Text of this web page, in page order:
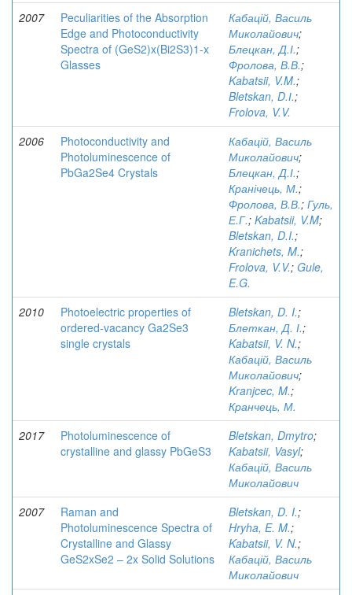
2007
Peculiarities of the Absorption
Edge and Photoconductivity
Spectra of (GeS2)x(Bi2S3)1-x
Glasses
Кабацій, Василь
Миколайович;
Блецкан, Д.І.;
Фролова, В.В.;
Kabatsii, V.M.;
Bletskan, D.І.;
Frolova, V.V.
2006
Photoconductivity and
Photoluminescence of
PbGa2Se4 Crystals
Кабацій, Василь
Миколайович;
Блецкан, Д.І.;
Кранічець, М.;
Фролова, В.В.; Гуль,
Е.Г.; Kabatsii, V.M;
Bletskan, D.I.;
Kranichets, M.;
Frolova, V.V.; Gule,
E.G.
2010
Photoelectric properties of
ordered-vacancy Ga2Se3
single crystals
Bletskan, D. I.;
Блеткан, Д. І.;
Kabatsii, V. N.;
Кабацій, Василь
Миколайович;
Kranjcec, M.;
Кранчець, М.
2017
Photoluminescence of
crystalline and glassy PbGeS3
Bletskan, Dmytro;
Kabatsii, Vasyl;
Кабацій, Василь
Миколайович
2007
Raman and
Photoluminescence Spectra of
Crystalline and Glassy
GeS2xSe2 – 2x Solid Solutions
Bletskan, D. I.;
Hryha, E. M.;
Kabatsii, V. N.;
Кабацій, Василь
Миколайович